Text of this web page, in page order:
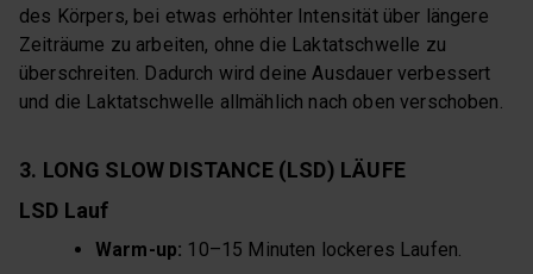
des Körpers, bei etwas erhöhter Intensität über längere
Zeiträume zu arbeiten, ohne die Laktatschwelle zu
überschreiten. Dadurch wird deine Ausdauer verbessert
und die Laktatschwelle allmählich nach oben verschoben.
3. LONG SLOW DISTANCE (LSD) LÄUFE
LSD Lauf
Warm-up: 10–15 Minuten lockeres Laufen.